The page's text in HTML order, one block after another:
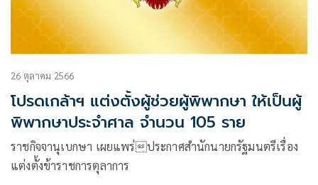
26 ตุลาคม 2566
โปรดเกล้าฯ แต่งตั้งผู้ช่วยผู้พิพากษา ให้เป็นผู้
พิพากษาประจำศาล จำนวน 105 ราย
ราชกิจจานุเบกษา เผยแพร่ประกาศสำนักนายกรัฐมนตรีเรื่อง
แต่งตั้งข้าราชการตุลาการ